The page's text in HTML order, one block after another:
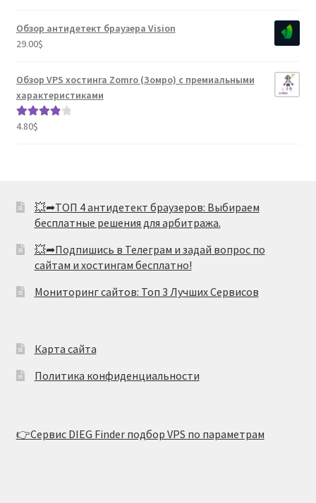
1.80
Обзор антидетект браузера Vision
29.00$
Обзор VPS хостинга Zomro (Зомро) с премиальными
характеристиками
Оценка
4.80$
💥➦ТОП 4 антидетект браузеров: Выбираем
бесплатные решения для арбитража.
💥➦Подпишись в Телеграм и задай вопрос по
сайтам и хостингам бесплатно!
Мониторинг сайтов: Топ 3 Лучших Сервисов
Карта сайта
Политика конфиденциальности
👉Сервис DIEG Finder подбор VPS по параметрам